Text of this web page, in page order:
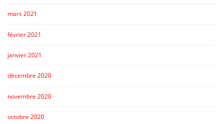
mars 2021
février 2021
janvier 2021
décembre 2020
novembre 2020
octobre 2020